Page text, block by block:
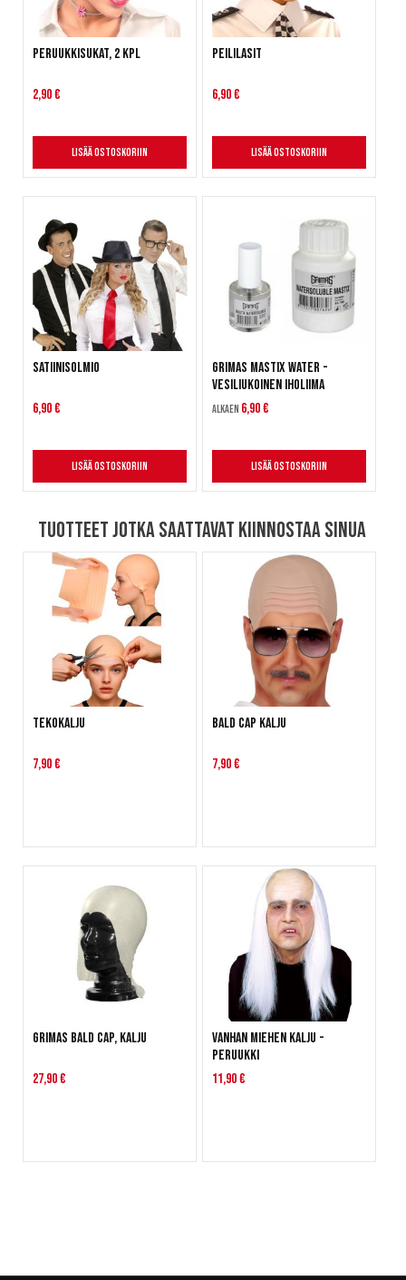
Peruukkisukat, 2 kpl
2,90 €
Lisää ostoskoriin
Peililasit
6,90 €
Lisää ostoskoriin
Satiinisolmio
6,90 €
Lisää ostoskoriin
Grimas Mastix Water -
Vesiliukoinen iholiima
Alkaen 6,90 €
Lisää ostoskoriin
Tuotteet jotka saattavat kiinnostaa sinua
Tekokalju
7,90 €
Bald Cap Kalju
7,90 €
Grimas Bald Cap, kalju
27,90 €
Vanhan miehen kalju -
peruukki
11,90 €